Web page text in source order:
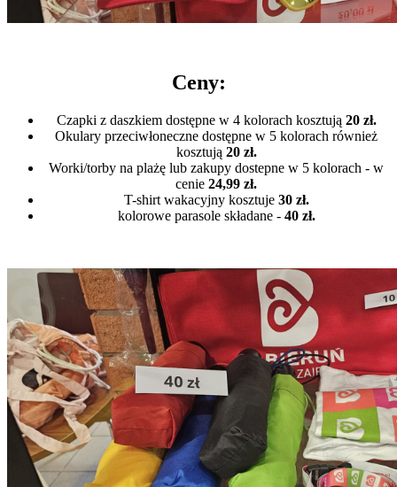
Ceny:
Czapki z daszkiem dostępne w 4 kolorach kosztują 20 zł.
Okulary przeciwłoneczne dostępne w 5 kolorach również
kosztują 20 zł.
Worki/torby na plażę lub zakupy dostepne w 5 kolorach - w
cenie 24,99 zł.
T-shirt wakacyjny kosztuje 30 zł.
kolorowe parasole składane - 40 zł.